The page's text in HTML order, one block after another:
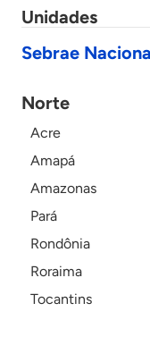
Unidades
Sebrae
Norte
Acre
Amapá
Amazonas
Pará
Rondônia
Roraima
Tocantins